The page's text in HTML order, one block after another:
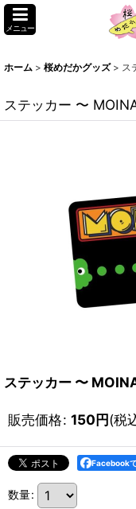
メニュー
ホーム > 桜めだかグッズ > ス
ステッカー 〜
ステッカー 〜
販売価格: 150円(税
Facebook
数量: